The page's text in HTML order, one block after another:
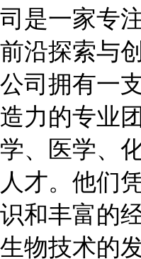
司是一家专
前沿探索与
公司拥有一
造力的专业
学、医学、
人才。他们
识和丰富的
生物技术的